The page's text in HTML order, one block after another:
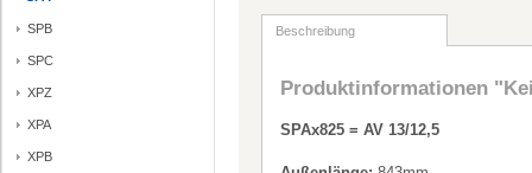
SPB
SPC
XPZ
XPA
XPB
Beschreibung
Produktinformationen
SPAx825 = AV 13/12,5